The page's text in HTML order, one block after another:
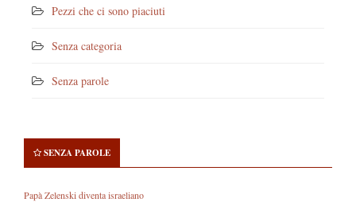
Pezzi che ci sono piaciuti
Senza categoria
Senza parole
SENZA PAROLE
Papà Zelenski diventa israeliano